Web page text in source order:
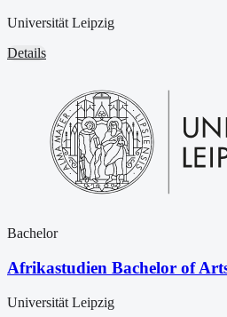
Universität Leipzig
Details
Bachelor
Afrikastudien Bachelor of
Universität Leipzig